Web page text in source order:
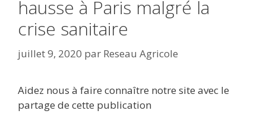
hausse à Paris malgré la
crise sanitaire
juillet 9, 2020 par Reseau Agricole
Aidez nous à faire connaître notre site avec le
partage de cette publication